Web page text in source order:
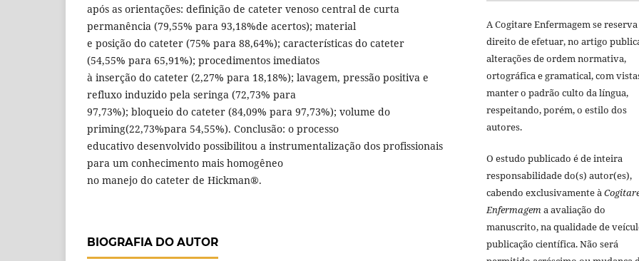
após as orientações: definição de cateter venoso central de curta
permanência (79,55% para 93,18%de acertos); material
e posição do cateter (75% para 88,64%); características do cateter
(54,55% para 65,91%); procedimentos imediatos
à inserção do cateter (2,27% para 18,18%); lavagem, pressão positiva e
refluxo induzido pela seringa (72,73% para
97,73%); bloqueio do cateter (84,09% para 97,73%); volume do
priming(22,73%para 54,55%). Conclusão: o processo
educativo desenvolvido possibilitou a instrumentalização dos profissionais
para um conhecimento mais homogêneo
no manejo do cateter de Hickman®.
BIOGRAFIA DO AUTOR
A Cogitare Enfermagem se
direito de efetuar, no artigo
alterações de ordem normativa,
ortográfica e gramatical, com
manter o padrão culto da língua,
respeitando, porém, o estilo dos
autores.
O estudo publicado é de inteira
responsabilidade do(s) autor(es),
cabendo exclusivamente à
Enfermagema avaliação do
manuscrito, na qualidade de
publicação científica. Não será